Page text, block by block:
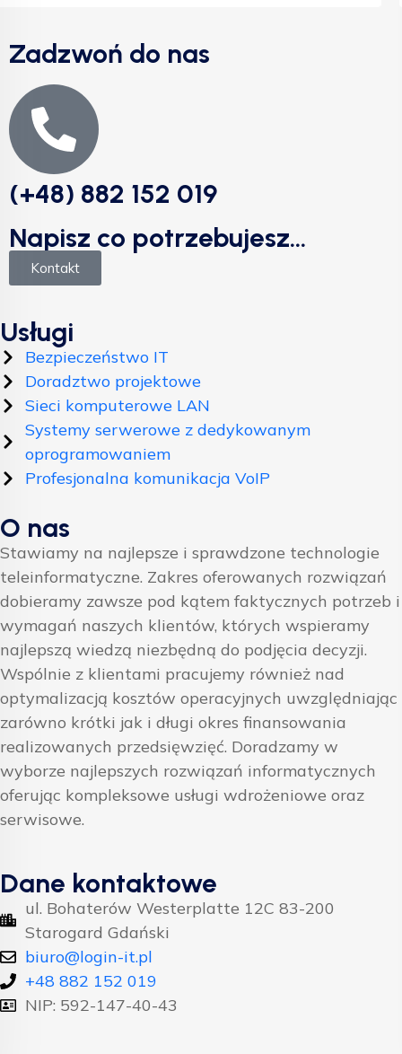
Zadzwoń do nas
(+48) 882 152 019
Napisz co potrzebujesz...
Kontakt
Usługi
Bezpieczeństwo IT
Doradztwo projektowe
Sieci komputerowe LAN
Systemy serwerowe z dedykowanym
oprogramowaniem
Profesjonalna komunikacja VoIP
O nas
Stawiamy na najlepsze i sprawdzone technologie
teleinformatyczne. Zakres oferowanych rozwiązań
dobieramy zawsze pod kątem faktycznych potrzeb i
wymagań naszych klientów, których wspieramy
najlepszą wiedzą niezbędną do podjęcia decyzji.
Wspólnie z klientami pracujemy również nad
optymalizacją kosztów operacyjnych uwzględniając
zarówno krótki jak i długi okres finansowania
realizowanych przedsięwzięć. Doradzamy w
wyborze najlepszych rozwiązań informatycznych
oferując kompleksowe usługi wdrożeniowe oraz
serwisowe.
Dane kontaktowe
ul. Bohaterów Westerplatte 12C 83-200
Starogard Gdański
biuro@login-it.pl
+48 882 152 019
NIP: 592-147-40-43